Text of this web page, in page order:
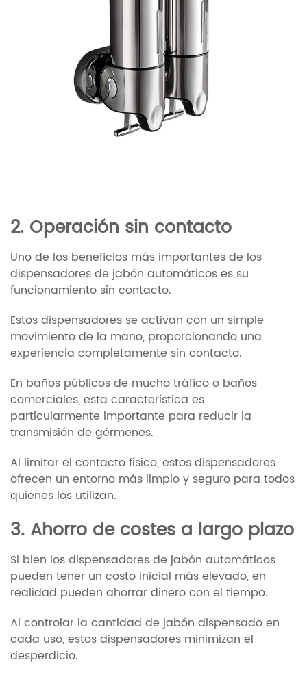
2. Operación sin contacto
Uno de los beneficios más importantes de los
dispensadores de jabón automáticos es su
funcionamiento sin contacto.
Estos dispensadores se activan con un simple
movimiento de la mano, proporcionando una
experiencia completamente sin contacto.
En baños públicos de mucho tráfico o baños
comerciales, esta característica es
particularmente importante para reducir la
transmisión de gérmenes.
Al limitar el contacto físico, estos dispensadores
ofrecen un entorno más limpio y seguro para todos
quienes los utilizan.
3. Ahorro de costes a largo plazo
Si bien los dispensadores de jabón automáticos
pueden tener un costo inicial más elevado, en
realidad pueden ahorrar dinero con el tiempo.
Al controlar la cantidad de jabón dispensado en
cada uso, estos dispensadores minimizan el
desperdicio.